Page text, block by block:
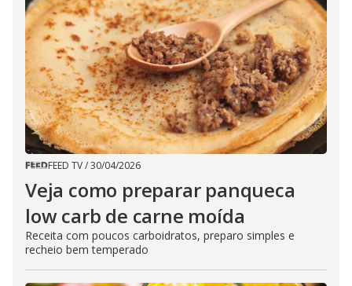
FEED TV/30/04/2026
Veja como preparar panqueca
low carb de carne moída
Receita com poucos carboidratos, preparo simples e
recheio bem temperado